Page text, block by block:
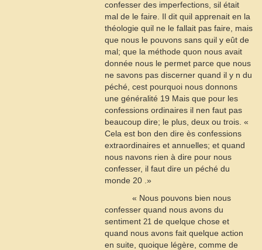
confesser des imperfections, sil était
mal de le faire. Il dit quil apprenait en la
théologie quil ne le fallait pas faire, mais
que nous le pouvons sans quil y eût de
mal; que la méthode quon nous avait
donnée nous le permet parce que nous
ne savons pas discerner quand il y n du
péché, cest pourquoi nous donnons
une généralité 19 Mais que pour les
confessions ordinaires il nen faut pas
beaucoup dire; le plus, deux ou trois. «
Cela est bon den dire ès confessions
extraordinaires et annuelles; et quand
nous navons rien à dire pour nous
confesser, il faut dire un péché du
monde 20 .»
« Nous pouvons bien nous
confesser quand nous avons du
sentiment 21 de quelque chose et
quand nous avons fait quelque action
en suite, quoique légère, comme de